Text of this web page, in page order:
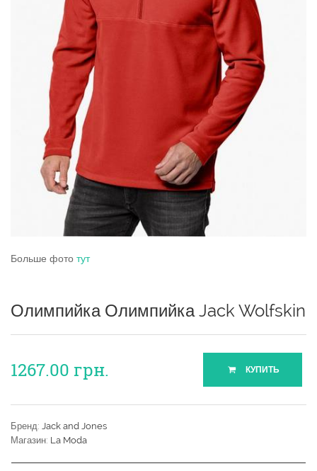
Больше фото тут
Олимпийка Олимпийка Jack Wolfskin
1267.00 грн. КУПИТЬ
Бренд: Jack and Jones
Магазин: La Moda